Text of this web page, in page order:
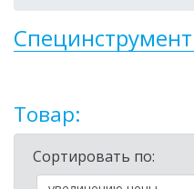
Товар:
Сортировать по: